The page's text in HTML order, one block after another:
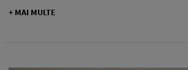
+ MAI MULTE